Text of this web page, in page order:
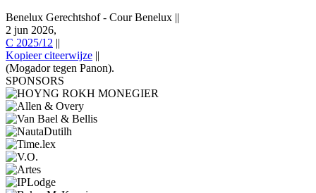
Benelux Gerechtshof - Cour Benelux ||
2 jun 2026,
C 2025/12 ||
Kopieer citeerwijze ||
(Mogador tegen Panon).
SPONSORS